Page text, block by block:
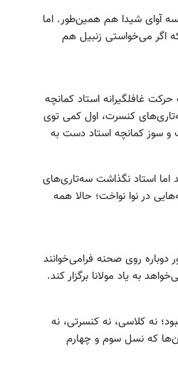
آوای شیدا هم همین‌طور. اما
اگر می‌خواستی زنبیل هم
غافلگیرانه استاد کمانچه
کنسرت، اول کمی توی
سوز کمانچه استاد دست به
اما استاد نگذاشت سه‌تاری‌های
در نوا نواخت؛ حالا همه
روی صحنه فرامی‌خوانند
به یاد مولانا برگزار کند.
لطفی خبری نبود؛ نه کلاسی، نه کنسرتی، نه
که نسل سوم و چهارم